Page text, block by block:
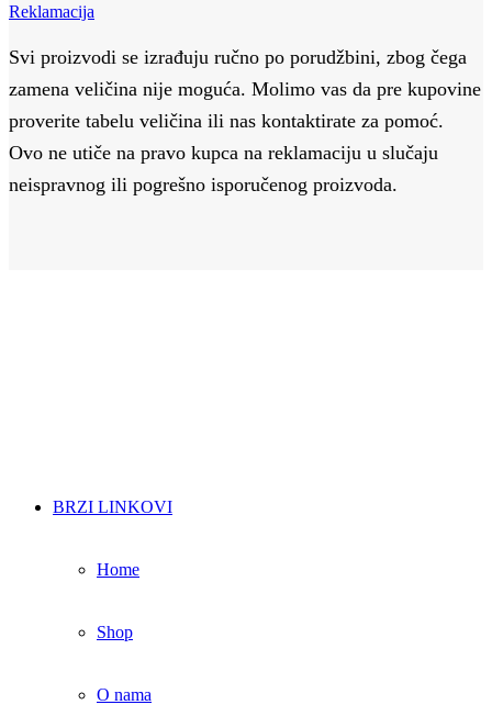
Reklamacija
Svi proizvodi se izrađuju ručno po porudžbini, zbog čega
zamena veličina nije moguća. Molimo vas da pre kupovine
proverite tabelu veličina ili nas kontaktirate za pomoć.
Ovo ne utiče na pravo kupca na reklamaciju u slučaju
neispravnog ili pogrešno isporučenog proizvoda.
BRZI LINKOVI
Home
Shop
O nama